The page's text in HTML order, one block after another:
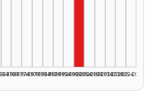
1970–1974
1975–1979
1980–1984
1985–1989
1990–1994
1995–1999
2000–2004
2005–2009
2010–2014
2015–2019
2020–2024
2025–2026